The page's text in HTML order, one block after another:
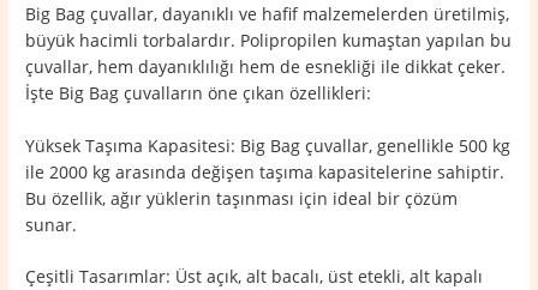
Big Bag çuvallar, dayanıklı ve hafif malzemelerden üretilmiş,
büyük hacimli torbalardır. Polipropilen kumaştan yapılan bu
çuvallar, hem dayanıklılığı hem de esnekliği ile dikkat çeker.
İşte Big Bag çuvalların öne çıkan özellikleri:
Yüksek Taşıma Kapasitesi: Big Bag çuvallar, genellikle 500 kg
ile 2000 kg arasında değişen taşıma kapasitelerine sahiptir.
Bu özellik, ağır yüklerin taşınması için ideal bir çözüm
sunar.
Çeşitli Tasarımlar: Üst açık, alt bacalı, üst etekli, alt kapalı